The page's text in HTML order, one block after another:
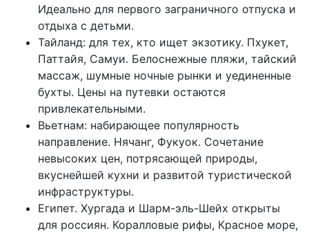
Идеально для первого заграничного отпуска и
отдыха с детьми.
Тайланд: для тех, кто ищет экзотику. Пхукет,
Паттайя, Самуи. Белоснежные пляжи, тайский
массаж, шумные ночные рынки и уединенные
бухты. Цены на путевки остаются
привлекательными.
Вьетнам: набирающее популярность
направление. Нячанг, Фукуок. Сочетание
невысоких цен, потрясающей природы,
вкуснейшей кухни и развитой туристической
инфраструктуры.
Египет. Хургада и Шарм-эль-Шейх открыты
для россиян. Коралловые рифы, Красное море,